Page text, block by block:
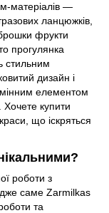
матеріалів —
ланцюжків,
фрукти
прогулянка
стильним
дизайн і
елементом
Хочете купити
що іскряться
роботи з
саме Zarmilkas
та